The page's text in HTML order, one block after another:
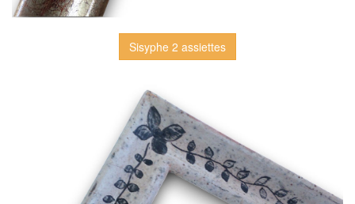
Sisyphe 2 assiettes